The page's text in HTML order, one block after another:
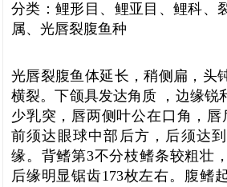
分类：鲤形目、鲤亚目、鲤科、
属、光唇裂腹鱼种
光唇裂腹鱼体延长，稍侧扁，头
横裂。下颌具发达角质 ，边缘锐
少乳突，唇两侧叶公在口角，唇
前须达眼球中部后方，后须达
缘。背鳍第3不分枝鳍条较粗壮
后缘明显锯齿173枚左右。腹鳍